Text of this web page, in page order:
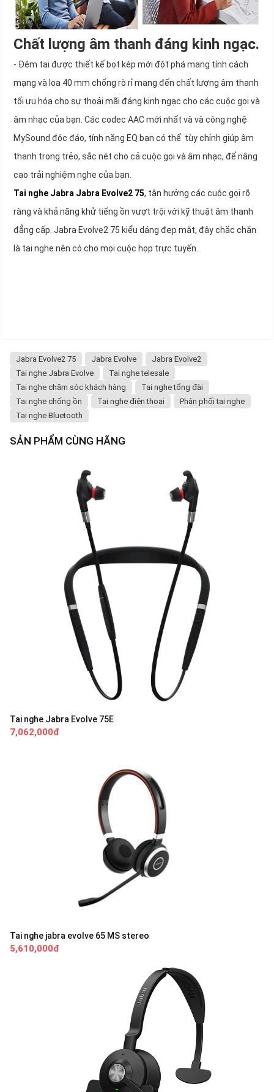
Chất lượng âm thanh đáng kinh ngạc.
- Đêm tai được thiết kế bọt kép mới đột phá mang tính cách
mạng và loa 40 mm chống rò rỉ mang đến chất lượng âm thanh
tối ưu hóa cho sự thoải mãi đáng kinh ngạc cho các cuộc gọi và
âm nhạc của bạn. Các codec AAC mới nhất và và công nghệ
MySound độc đáo, tính năng EQ bạn có thể tùy chỉnh giúp âm
thanh trong trẻo, sắc nét cho cả cuộc gọi và âm nhạc, để nâng
cao trải nghiệm nghe của bạn.
Tai nghe Jabra Jabra Evolve2 75, tận hưởng các cuộc gọi rõ
ràng và khả năng khử tiếng ồn vượt trội với kỹ thuật âm thanh
đẳng cấp. Jabra Evolve2 75 kiểu dáng đẹp mắt, đây chắc chắn
là tai nghe nên có cho mọi cuộc họp trực tuyến.
Jabra Evolve2 75 Jabra Evolve
Jabra Evolve2
Tai nghe Jabra Evolve
Tai nghe telesale
Tai nghe chăm sóc khách hàng
Tai nghe tổng đài
Tai nghe chống ồn
Tai nghe điện thoại
Phân phối tai nghe
Tai nghe Bluetooth
SẢN PHẨM CÙNG HÃNG
Tai nghe Jabra Evolve 75E
7,062,000đ
Tai nghe jabra evolve 65 MS stereo
5,610,000đ